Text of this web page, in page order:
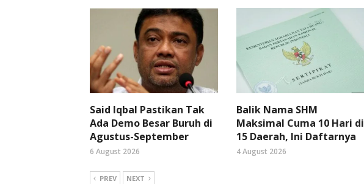
Said Iqbal Pastikan Tak
Ada Demo Besar Buruh di
Agustus-September
6 August 2026
Balik Nama SHM
Maksimal Cuma 10 Hari di
15 Daerah, Ini Daftarnya
4 August 2026
PREV NEXT